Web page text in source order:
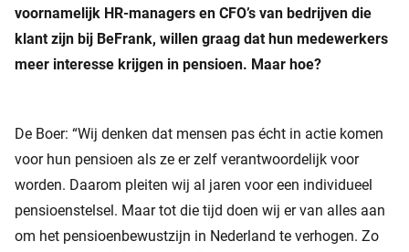
voornamelijk HR-managers en CFO’s van bedrijven die
klant zijn bij BeFrank, willen graag dat hun medewerkers
meer interesse krijgen in pensioen. Maar hoe?
De Boer: “Wij denken dat mensen pas écht in actie komen
voor hun pensioen als ze er zelf verantwoordelijk voor
worden. Daarom pleiten wij al jaren voor een individueel
pensioenstelsel. Maar tot die tijd doen wij er van alles aan
om het pensioenbewustzijn in Nederland te verhogen. Zo